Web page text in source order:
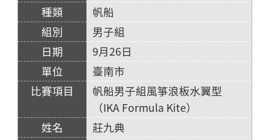
帆船
男子組
9月26日
臺南市
帆船男子組風箏浪板水翼型
（IKA Formula Kite）
莊九典